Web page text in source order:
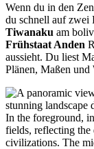
Wenn du in den
du schnell auf zwei
Tiwanaku am
Frühstaat Anden
aussieht. Du liest
Plänen, Maßen und